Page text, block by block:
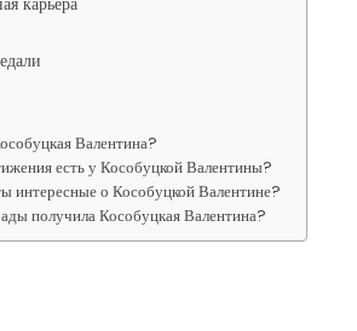
Валентина?
есть у Кособуцкой Валентины?
интересные о Кособуцкой Валентине?
получила Кособуцкая Валентина?